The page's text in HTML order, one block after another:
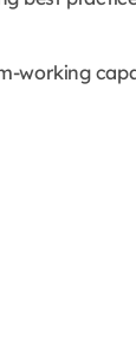
working